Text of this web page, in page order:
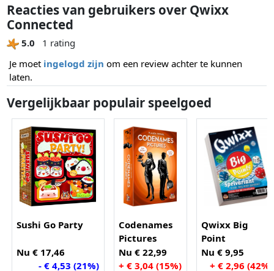
Reacties van gebruikers over Qwixx
Connected
5.0
1 rating
Je moet ingelogd zijn om een review achter te kunnen
laten.
Vergelijkbaar populair speelgoed
Sushi Go Party
Nu € 17,46
- € 4,53 (21%)
Codenames
Pictures
Nu € 22,99
+ € 3,04 (15%)
Qwixx Big
Point
Nu € 9,95
+ € 2,96 (42%)